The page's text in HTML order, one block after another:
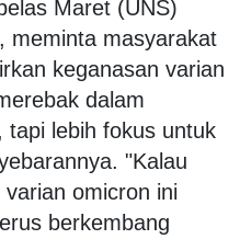
Maret (UNS)
meminta masyarakat
keganasan varian
dalam
tapi lebih fokus untuk
"Kalau
omicron ini
berkembang